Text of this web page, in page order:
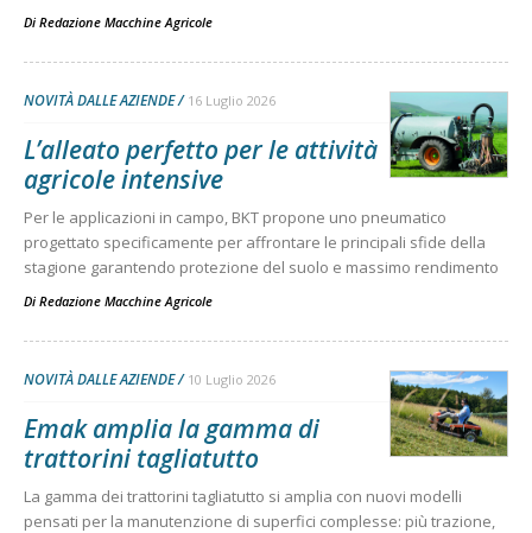
Di Redazione Macchine Agricole
NOVITÀ DALLE AZIENDE 16 Luglio 2026
L’alleato perfetto per le attività
agricole intensive
Per le applicazioni in campo, BKT propone uno pneumatico
progettato specificamente per affrontare le principali sfide della
stagione garantendo protezione del suolo e massimo rendimento
Di Redazione Macchine Agricole
NOVITÀ DALLE AZIENDE 10 Luglio 2026
Emak amplia la gamma di
trattorini tagliatutto
La gamma dei trattorini tagliatutto si amplia con nuovi modelli
pensati per la manutenzione di superfici complesse: più trazione,